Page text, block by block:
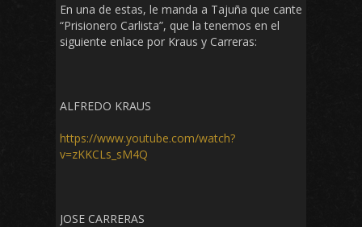
En una de estas, le manda a Tajuña que cante
“Prisionero Carlista”, que la tenemos en el
siguiente enlace por Kraus y Carreras:
ALFREDO KRAUS
https://www.youtube.com/watch?
v=zKKCLs_sM4Q
JOSE CARRERAS